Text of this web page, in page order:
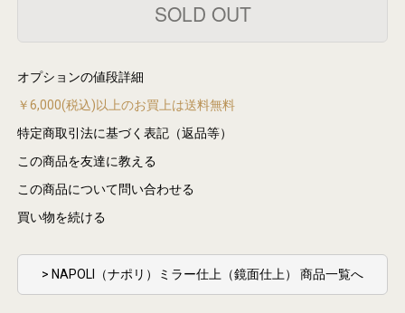
オプションの値段詳細
￥6,000(税込)以上のお買上は送料無料
特定商取引法に基づく表記（返品等）
この商品を友達に教える
この商品について問い合わせる
買い物を続ける
> NAPOLI（ナポリ）ミラー仕上（鏡面仕上） 商品一覧へ